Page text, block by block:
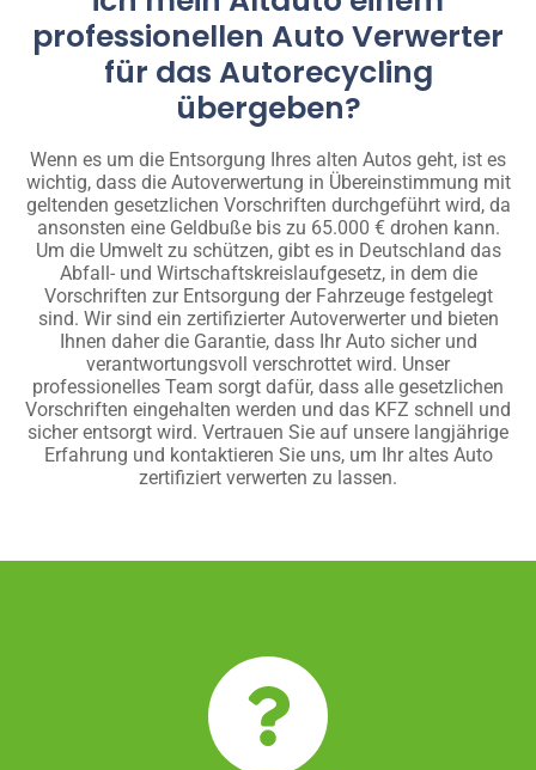
professionellen Auto Verwerter
für das Autorecycling
übergeben?
Wenn es um die Entsorgung Ihres alten Autos geht, ist es
wichtig, dass die Autoverwertung in Übereinstimmung mit
geltenden gesetzlichen Vorschriften durchgeführt wird, da
ansonsten eine Geldbuße bis zu 65.000 € drohen kann.
Um die Umwelt zu schützen, gibt es in Deutschland das
Abfall- und Wirtschaftskreislaufgesetz, in dem die
Vorschriften zur Entsorgung der Fahrzeuge festgelegt
sind. Wir sind ein zertifizierter Autoverwerter und bieten
Ihnen daher die Garantie, dass Ihr Auto sicher und
verantwortungsvoll verschrottet wird. Unser
professionelles Team sorgt dafür, dass alle gesetzlichen
Vorschriften eingehalten werden und das KFZ schnell und
sicher entsorgt wird. Vertrauen Sie auf unsere langjährige
Erfahrung und kontaktieren Sie uns, um Ihr altes Auto
zertifiziert verwerten zu lassen.